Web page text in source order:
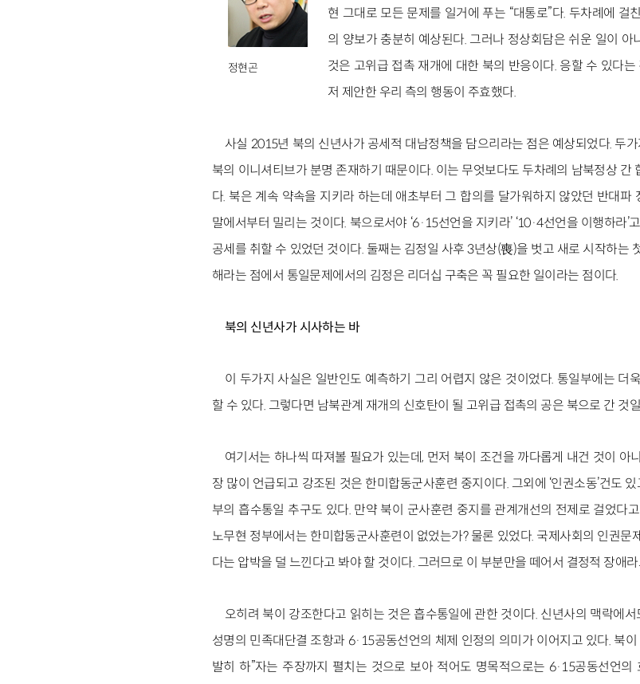
정현곤
현 그대로 모든 문제를 일거에 푸는 “대통로”다. 두차례에
의 양보가 충분히 예상된다. 그러나 정상회담은 쉬운 일이
것은 고위급 접촉 재개에 대한 북의 반응이다. 응할 수 있다
저 제안한 우리 측의 행동이 주효했다.
사실 2015년 북의 신년사가 공세적 대남정책을 담으리라는 점은 예상되었다. 두
북의 이니셔티브가 분명 존재하기 때문이다. 이는 무엇보다도 두차례의 남북정상 간
다. 북은 계속 약속을 지키라 하는데 애초부터 그 합의를 달가워하지 않았던 반대파
말에서부터 밀리는 것이다. 북으로서야 ‘6·15선언을 지키라’ ‘10·4선언을 이행하라
공세를 취할 수 있었던 것이다. 둘째는 김정일 사후 3년상(喪)을 벗고 새로 시작하는
해라는 점에서 통일문제에서의 김정은 리더십 구축은 꼭 필요한 일이라는 점이다.
북의 신년사가 시사하는 바
이 두가지 사실은 일반인도 예측하기 그리 어렵지 않은 것이었다. 통일부에는 더
할 수 있다. 그렇다면 남북관계 재개의 신호탄이 될 고위급 접촉의 공은 북으로 간 것
여기서는 하나씩 따져볼 필요가 있는데, 먼저 북이 조건을 까다롭게 내건 것이 아
장 많이 언급되고 강조된 것은 한미합동군사훈련 중지이다. 그외에 ‘인권소동’건도
부의 흡수통일 추구도 있다. 만약 북이 군사훈련 중지를 관계개선의 전제로 걸었다
노무현 정부에서는 한미합동군사훈련이 없었는가? 물론 있었다. 국제사회의 인권
다는 압박을 덜 느낀다고 봐야 할 것이다. 그러므로 이 부분만을 떼어서 결정적 장애
오히려 북이 강조한다고 읽히는 것은 흡수통일에 관한 것이다. 신년사의 맥락에
성명의 민족대단결 조항과 6·15공동선언의 체제 인정의 의미가 이어지고 있다. 북
발히 하”자는 주장까지 펼치는 것으로 보아 적어도 명목적으로는 6·15공동선언의